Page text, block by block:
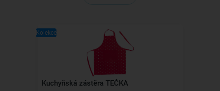
Kolekce
Kuchyňská zástěra TEČKA